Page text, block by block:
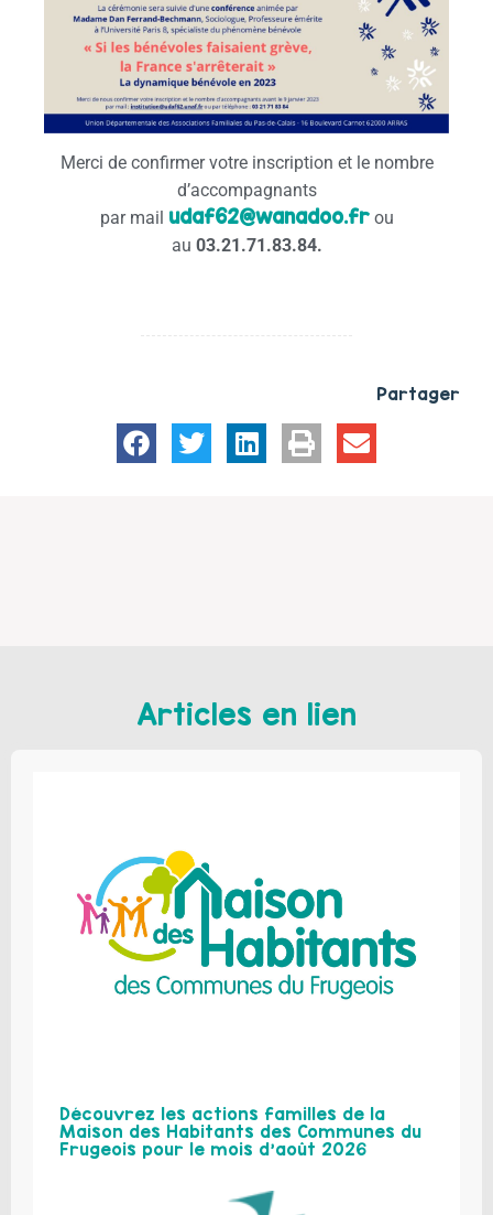
Merci de confirmer votre inscription et le nombre
d’accompagnants
par mail udaf62@wanadoo.frou
au 03.21.71.83.84.
Partager
Articles en lien
Découvrez les actions familles de la
Maison des Habitants des Communes du
Frugeois pour le mois d’août 2026